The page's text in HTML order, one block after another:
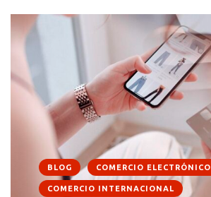
BLOG COMERCIO ELECTRÓNICO
COMERCIO INTERNACIONAL